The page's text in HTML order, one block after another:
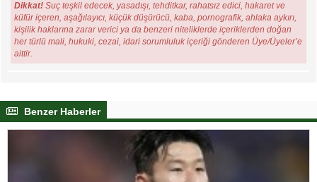
Dikkat! Suç teşkil edecek, yasadışı, tehditkar, rahatsız edici, hakaret ve
küfür içeren, aşağılayıcı, küçük düşürücü, kaba, pornografik, ahlaka aykırı,
kişilik haklarına zarar verici ya da benzeri niteliklerde içeriklerden doğan
her türlü mali, hukuki, cezai, idari sorumluluk içeriği gönderen Üye/Üyeler’e
aittir.
Benzer Haberler